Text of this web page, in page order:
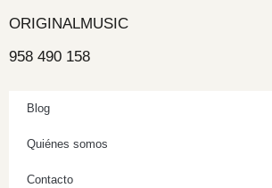
ORIGINALMUSIC
958 490 158
Blog
Quiénes somos
Contacto